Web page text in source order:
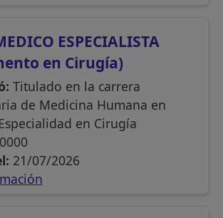
ESPECIALISTA
en Cirugía)
Titulado en la carrera
de Medicina Humana en
en Cirugía
21/07/2026